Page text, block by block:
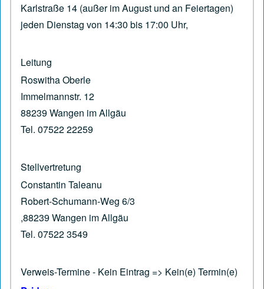
Karlstraße 14 (außer im August und an Feiertagen)
jeden Dienstag von 14:30 bis 17:00 Uhr,
Leitung
Roswitha Oberle
Immelmannstr. 12
88239 Wangen im Allgäu
Tel. 07522 22259
Stellvertretung
Constantin Taleanu
Robert-Schumann-Weg 6/3
,88239 Wangen im Allgäu
Tel. 07522 3549
Verweis-Termine - Kein Eintrag => Kein(e) Termin(e)